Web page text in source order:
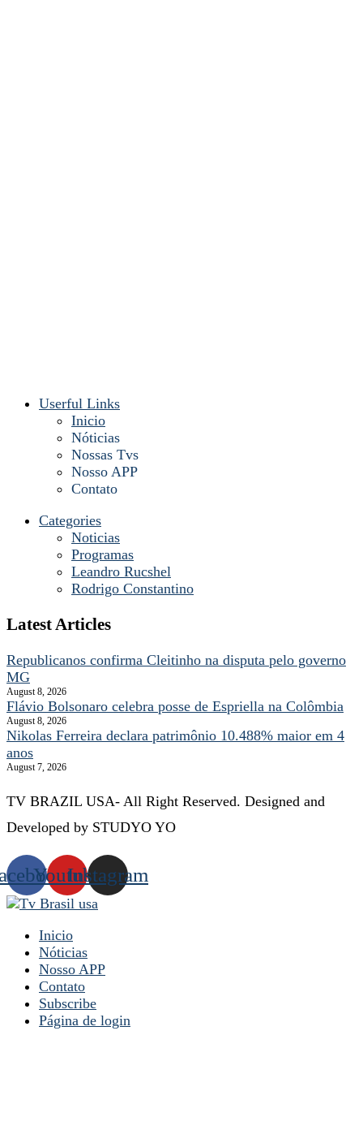
Userful Links
Inicio
Nóticias
Nossas Tvs
Nosso APP
Contato
Categories
Noticias
Programas
Leandro Rucshel
Rodrigo Constantino
Latest Articles
Republicanos confirma Cleitinho na disputa pelo governo
MG
August 8, 2026
Flávio Bolsonaro celebra posse de Espriella na Colômbia
August 8, 2026
Nikolas Ferreira declara patrimônio 10.488% maior em 4
anos
August 7, 2026
TV BRAZIL USA- All Right Reserved. Designed and
Developed by STUDYO YO
YoutubeInstagram
Inicio
Nóticias
Nosso APP
Contato
Subscribe
Página de login